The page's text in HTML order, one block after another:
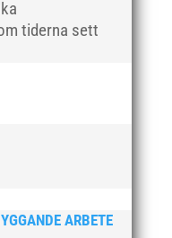
tiderna sett
ARBETE